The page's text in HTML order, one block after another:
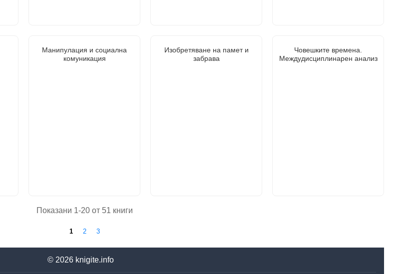
Манипулация и социална
комуникация
Изобретяване на памет и
забрава
Човешките времена.
Междудисциплинарен анализ
Показани 1-20 от 51 книги
1 2 3
© 2026 knigite.info